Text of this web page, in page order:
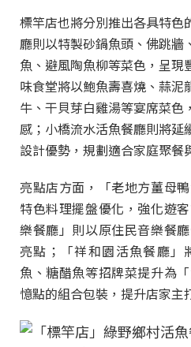
標竿店也將分別推出各具特色
廳則以特製砂鍋魚頭、佛跳牆
魚、避風陶魚柳等菜色，呈現
味食堂將以鮑魚壽喜燒、蒜泥
牛、干貝芽白雞湯等宴席菜色
感；小橋流水活魚餐廳則將延
設計優勢，規劃適合家庭聚餐
亮點店方面，「老地方薑母
特色料理擺盤優化，強化遊
樂餐廳」則以原住民音樂餐
亮點；「祥和園活魚餐廳」
魚、糖醋魚等招牌菜提升為
憶點的組合包裝，提升店家主